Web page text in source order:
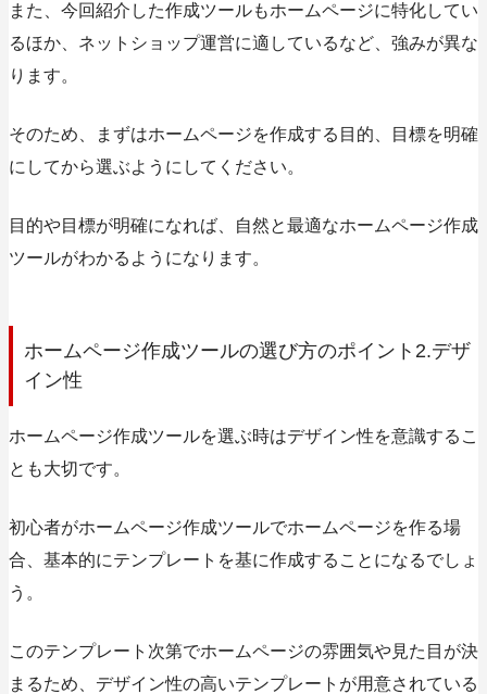
また、今回紹介した作成ツールもホームページに特化してい
るほか、ネットショップ運営に適しているなど、強みが異な
ります。
そのため、まずはホームページを作成する目的、目標を明確
にしてから選ぶようにしてください。
目的や目標が明確になれば、自然と最適なホームページ作成
ツールがわかるようになります。
ホームページ作成ツールの選び方のポイント2.デザ
イン性
ホームページ作成ツールを選ぶ時はデザイン性を意識するこ
とも大切です。
初心者がホームページ作成ツールでホームページを作る場
合、基本的にテンプレートを基に作成することになるでしょ
う。
このテンプレート次第でホームページの雰囲気や見た目が決
まるため、デザイン性の高いテンプレートが用意されている